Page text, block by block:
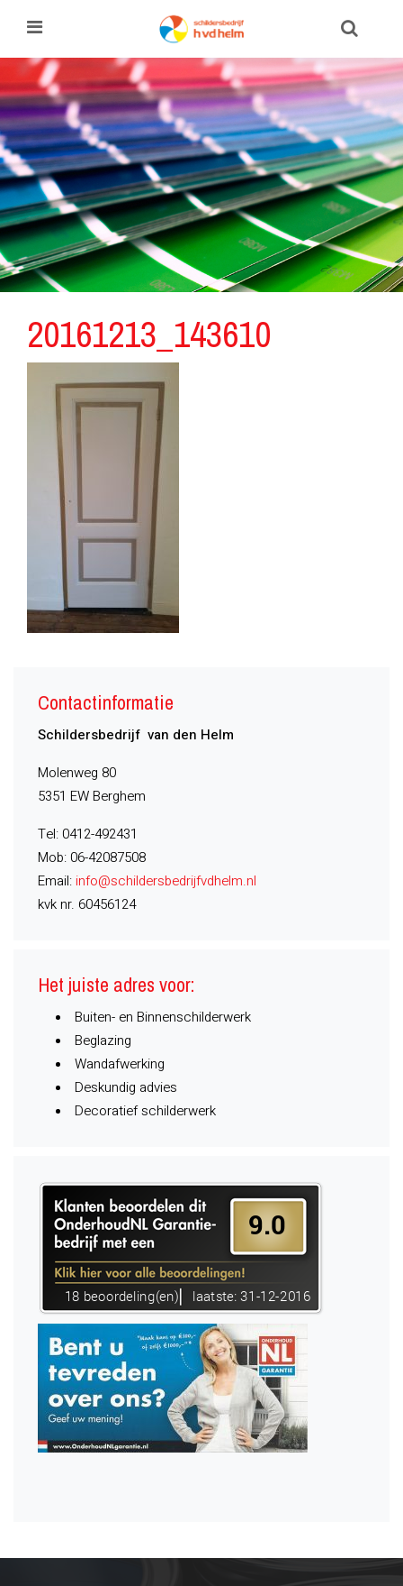
20161213_143610
Contactinformatie
Schildersbedrijf van den Helm
Molenweg 80
5351 EW Berghem
Tel: 0412-492431
Mob: 06-42087508
Email: info@schildersbedrijfvdhelm.nl
kvk nr. 60456124
Het juiste adres voor:
Buiten- en Binnenschilderwerk
Beglazing
Wandafwerking
Deskundig advies
Decoratief schilderwerk